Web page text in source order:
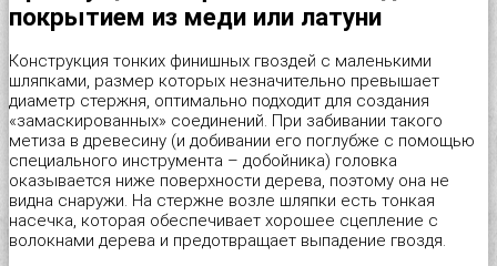
Саморез универсальный с полусферической головкой для
Cаморез универсальный с потайной головкой PZ, желтый и
Саморезы для крепления кровельных материалов, окрашенные
Шайба для кровельных саморезов
Шайба для поликарбоната
Шайба пружинная (гровер) DIN 127B
Шпилька резьбовая DIN 975, длина 1м
Шпилька резьбовая DIN 975, длина 2м
Шпилька сантехническая
Дюбель трехлепестковый
Дюбель универсальный KPU “Wkret-met”
Дюбель фасадный «Wkret-met»
Дюбель-гвоздь для быстрого монтажа
Дюбель-гвоздь для быстрого монтажа с бортом
Площадка под хомут-стяжку
Проволока общего назначения
Скоба для крепления кабеля (провода) прямоугольная, круглая
Скобы строительные
Фиксатор для арматуры
Трос в оплетке ПВХ
Трос стальной DIN 3055
Цепь витая DIN 5686
Цепь сварная длиннозвенная DIN 763
Цепь сварная короткозвенная DIN 766
Оконная пластина REHAU
Оконная пластина КВЕ-70
Опора балки
Опора бруса закрытая
Опора бруса открытая
Пилки для работы по дереву "Runex"
Пилки для работы по металлу "Runex"
Пистолет для монтажной пены
Плиткорез-щипцы JOKOSIT
Плоскогубцы комбинированные "Targ American type"
покрытием из меди или латуни
Конструкция тонких финишных гвоздей с маленькими
шляпками, размер которых незначительно превышает
диаметр стержня, оптимально подходит для создания
«замаскированных» соединений. При забивании такого
метиза в древесину (и добивании его поглубже с помощью
специального инструмента – добойника) головка
оказывается ниже поверхности дерева, поэтому она не
видна снаружи. На стержне возле шляпки есть тонкая
насечка, которая обеспечивает хорошее сцепление с
волокнами дерева и предотвращает выпадение гвоздя.